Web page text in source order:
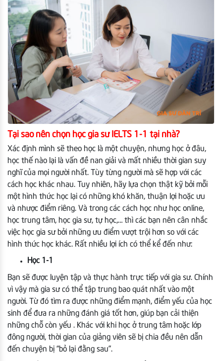
Tại sao nên chọn học gia sư IELTS 1-1 tại nhà?
Xác định mình sẽ theo học là một chuyện, nhưng học ở đâu,
học thế nào lại là vấn đề nan giải và mất nhiều thời gian suy
nghĩ của mọi người nhất. Tùy từng người mà sẽ hợp với các
cách học khác nhau. Tuy nhiên, hãy lựa chọn thật kỹ bởi mỗi
một hình thức học lại có những khó khăn, thuận lợi hoặc ưu
và nhược điểm riêng. Và trong các cách học như học online,
học trung tâm, học gia sư, tự học,… thì các bạn nên cân nhắc
việc học gia sư bởi những ưu điểm vượt trội hơn so với các
hình thức học khác. Rất nhiều lợi ích có thể kể đến như:
Học 1-1
Bạn sẽ được luyện tập và thực hành trực tiếp với gia sư. Chính
vì vậy mà gia sư có thể tập trung bao quát nhất vào một
người. Từ đó tìm ra được những điểm mạnh, điểm yếu của học
sinh để đưa ra những đánh giá tốt hơn, giúp bạn cải thiện
những chỗ còn yếu . Khác với khi học ở trung tâm hoặc lớp
đông người, thời gian của giảng viên sẽ bị chia đều nên dẫn
đến chuyện bị “bỏ lại đằng sau”.